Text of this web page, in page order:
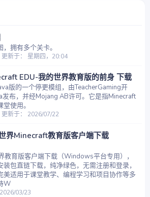
拥有多个关卡。
更新于： 星期四，20:04
EDU-我的世界教育版的前身 下载
版的一个停更模组，由TeacherGaming开
发布，并经Mojang AB许可。它是指Minecraft
使用。
更新于： 2026/07/22
界Minecraft教育版客户端下载
教育版客户端下载（Windows平台专用），
包直链下载，纯净绿色，无需注册和登录，
美适用于课堂教学、编程学习和项目协作等多
W
2026/03/23